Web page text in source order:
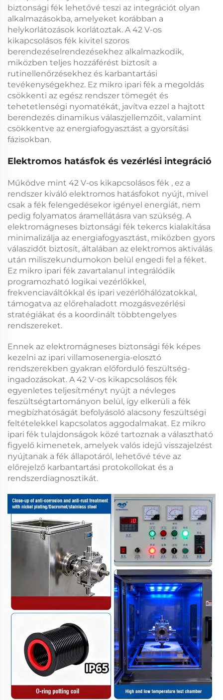
biztonsági fék lehetővé teszi az integrációt olyan
alkalmazásokba, amelyeket korábban a
helykorlátozások korlátoztak. A 42 V-os
kikapcsolásos fék kivitel szoros
berendezéselrendezésekhez alkalmazkodik,
miközben teljes hozzáférést biztosít a
rutinellenőrzésekhez és karbantartási
tevékenységekhez. Ez mikro ipari fék a megoldás
csökkenti az egész rendszer tömegét és
tehetetlenségi nyomatékát, javítva ezzel a hajtott
berendezés dinamikus válaszjellemzőit, valamint
csökkentve az energiafogyasztást a gyorsítási
fázisokban.
Elektromos hatásfok és vezérlési integráció
Működve mint 42 V-os kikapcsolásos fék , ez a
rendszer kiváló elektromos hatásfokot nyújt, mivel
csak a fék felengedésekor igényel energiát, nem
pedig folyamatos áramellátásra van szükség. A
elektromágneses biztonsági fék tekercs kialakítása
minimalizálja az energiafogyasztást, miközben gyors
válaszidőt biztosít, általában az elektromos aktiválás
után miliszekundumokon belül engedi fel a féket.
Ez mikro ipari fék zavartalanul integrálódik
programozható logikai vezérlőkkel,
frekvenciaváltókkal és ipari vezérlőhálózatokkal,
támogatva az előrehaladott mozgásvezérlési
stratégiákat és a koordinált többtengelyes
rendszereket.
Ennek az elektromágneses biztonsági fék képes
kezelni az ipari villamosenergia-elosztó
rendszerekben gyakran előforduló feszültség-
ingadozásokat. A 42 V-os kikapcsolásos fék
egyenletes teljesítményt nyújt a névleges
feszültségtartományon belül, így elkerüli a fék
megbízhatóságát befolyásoló alacsony feszültségi
feltételekkel kapcsolatos aggodalmakat. Ez mikro
ipari fék tulajdonságok közé tartoznak a választható
figyelő kimenetek, amelyek valós idejű visszajelzést
nyújtanak a fék állapotáról, lehetővé téve az
előrejelző karbantartási protokollokat és a
rendszerdiagnosztikát.